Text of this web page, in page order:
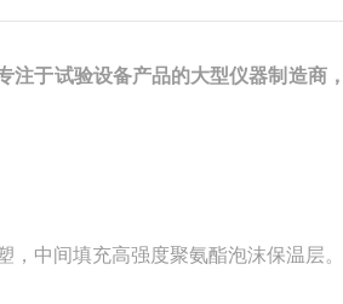
注于试验设备产品的大型仪器制造商
，中间填充高强度聚氨酯泡沫保温层。